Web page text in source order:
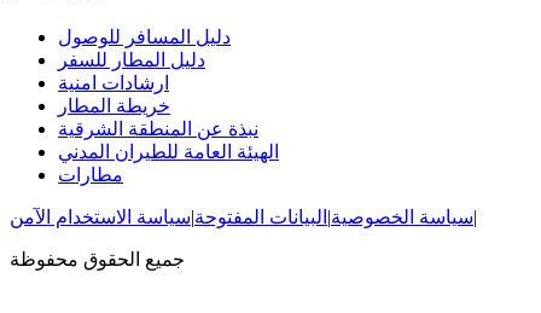
دليل المسافر للوصول
دليل المطار للسفر
ارشادات امنية
خريطة المطار
نبذة عن المنطقة الشرقية
الهيئة العامة للطيران المدني
مطارات
سياسة الخصوصية| البيانات المفتوحة|سياسة الاستخدام الآمن |
جميع الحقوق محفوظة